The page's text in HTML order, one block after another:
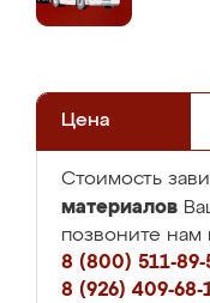
Цена
Стоимость
материалов
позвоните
8 (800) 511-89-
8 (926) 409-68-